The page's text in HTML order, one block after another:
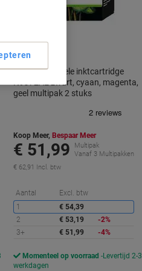
Korting
Geschenk
HP 301 originele inktcartridge
N9J72AE zwart, cyaan, magenta,
geel multipak 2 stuks
Koop Meer, Bespaar Meer
€ 51,99
Multipak
Vanaf 3 Multipakken
€ 62,91 Incl. btw
Aantal Excl. btw
1
€ 54,39
2
€ 53,19
-2%
3+
€ 51,99 -4%
Momenteel op voorraad
Levertijd 2-3
werkdagen